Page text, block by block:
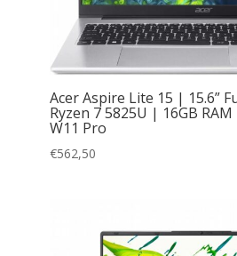
Acer Aspire Lite 15 | 15.6”
Ryzen 7 5825U | 16GB
W11 Pro
€562,50